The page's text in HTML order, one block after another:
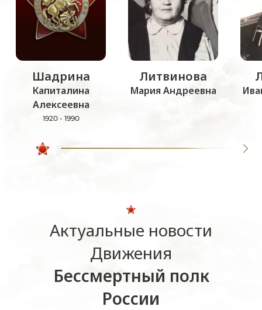
Шадрина
Капиталина
Алексеевна
1920 - 1990
Литвинова
Мария Андреевна
Актуальные новости
Движения
Бессмертный полк
России